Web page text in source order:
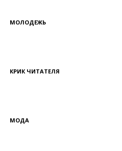
МОЛОДЕЖЬ
КРИК ЧИТАТЕЛЯ
МОДА